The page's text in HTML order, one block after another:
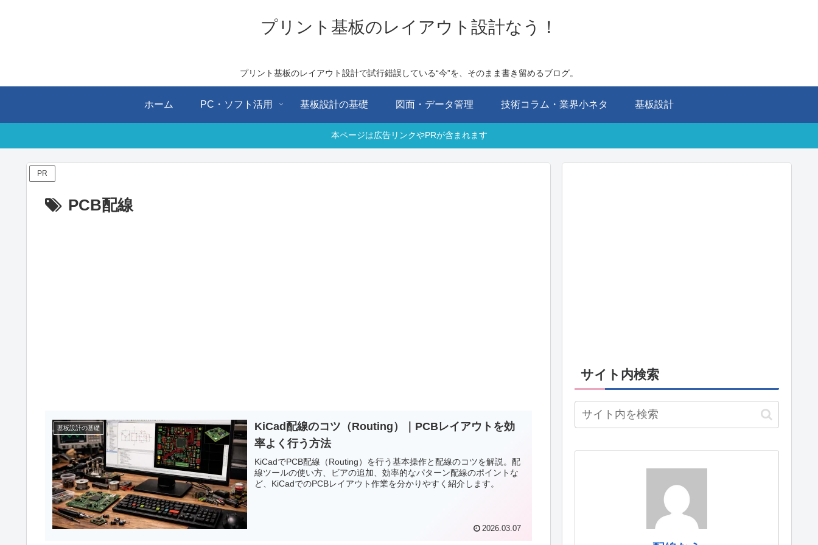
プリント基板のレイアウト設計なう！
プリント基板のレイアウト設計で試行錯誤している“今”を、そのまま書き留めるブログ。
ホーム PC・ソフト活用 基板設計の基礎 図面・データ管理 技術コラム・業界小ネタ 基板設計
本ページは広告リンクやPRが含まれます
PR
PCB配線
基板設計の基礎
KiCad配線のコツ（Routing）｜PCBレイアウトを効
率よく行う方法
KiCadでPCB配線（Routing）を行う基本操作と配線のコツを解説。配
線ツールの使い方、ビアの追加、効率的なパターン配線のポイントな
ど、KiCadでのPCBレイアウト作業を分かりやすく紹介します。
2026.03.07
サイト内検索